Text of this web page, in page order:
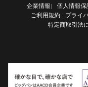
企業情報| 個人情報
ご利用規約 プライ
特定商取引法